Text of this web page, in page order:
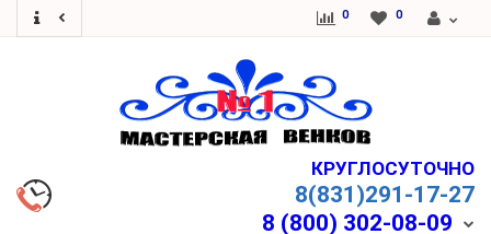
0 0
КРУГЛОСУТОЧНО
8(831)291-17-27
8 (800) 302-08-09